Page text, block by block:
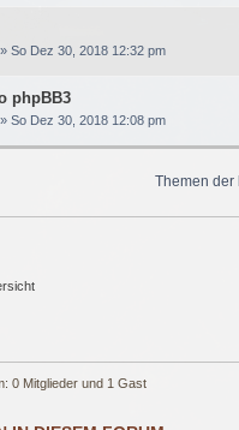
» So Dez 30, 2018 12:32 pm
phpBB3
» So Dez 30, 2018 12:08 pm
Themen der
0 Mitglieder und 1 Gast